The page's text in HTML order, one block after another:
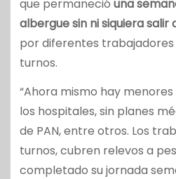
que permaneció una
albergue sin ni siquiera salir
por diferentes
turnos.
“Ahora mismo hay
los hospitales, sin planes
de PAN, entre otros. Los
turnos, cubren relevos a
completado su jornada